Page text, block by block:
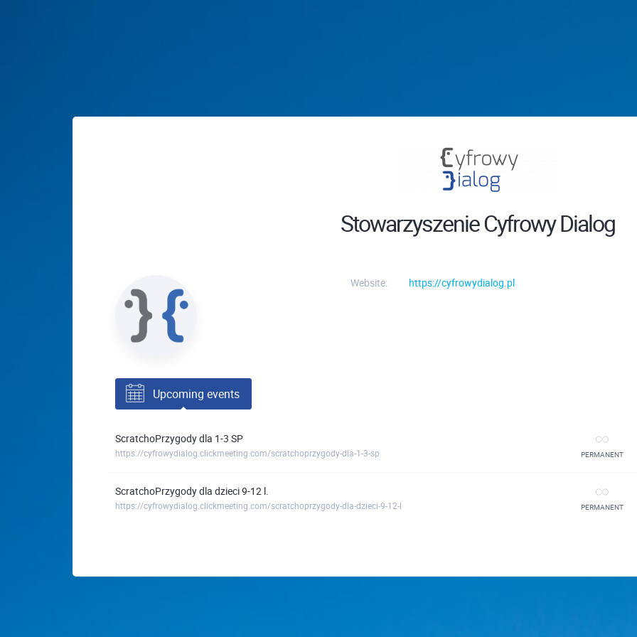
Stowarzyszenie Cyfrowy Dialog
Website: https://cyfrowydialog.pl
Upcoming events
ScratchoPrzygody dla 1-3 SP
https://cyfrowydialog.clickmeeting.com/scratchoprzygody-dla-1-3-sp PERMANENT
ScratchoPrzygody dla dzieci 9-12 l.
https://cyfrowydialog.clickmeeting.com/scratchoprzygody-dla-dzieci-9-12-l PERMANENT